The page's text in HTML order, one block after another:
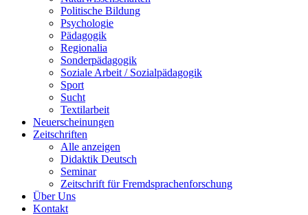
Politische Bildung
Psychologie
Pädagogik
Regionalia
Sonderpädagogik
Soziale Arbeit / Sozialpädagogik
Sport
Sucht
Textilarbeit
Neuerscheinungen
Zeitschriften
Alle anzeigen
Didaktik Deutsch
Seminar
Zeitschrift für Fremdsprachenforschung
Über Uns
Kontakt